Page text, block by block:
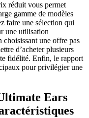
réduit vous permet
gamme de modèles
faire une sélection qui
une utilisation
une offre pas
d’acheter plusieurs
fidélité. Enfin, le rapport
pour privilégier une
Ears